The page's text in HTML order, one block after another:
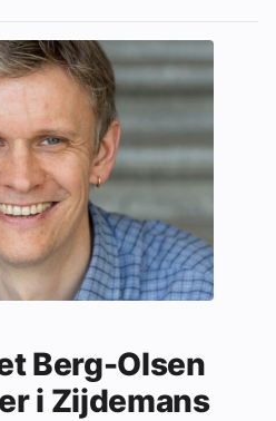
Berg-Olsen
i Zijdemans